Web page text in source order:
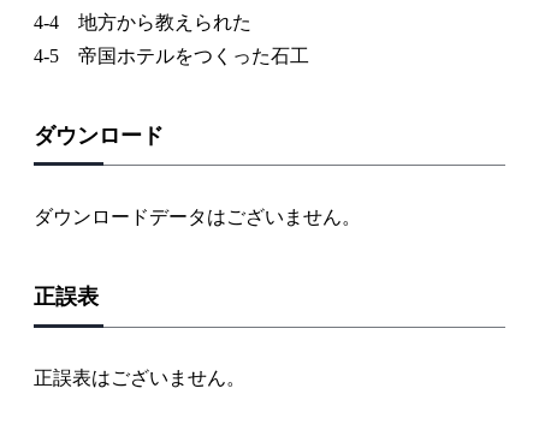
4-4 地方から教えられた
4-5 帝国ホテルをつくった石工
ダウンロード
ダウンロードデータはございません。
正誤表
正誤表はございません。